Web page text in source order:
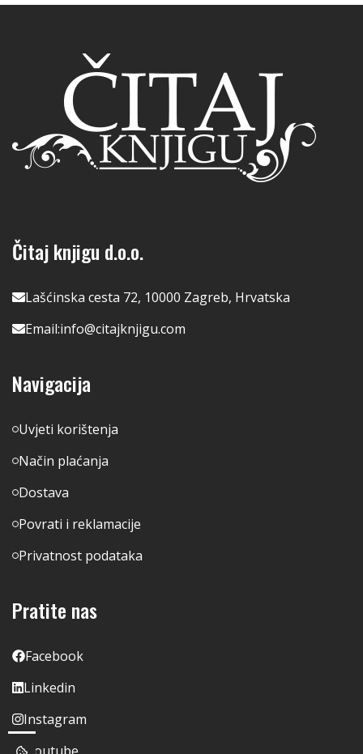
Čitaj knjigu d.o.o.
Lašćinska cesta 72, 10000 Zagreb, Hrvatska
Email:info@citajknjigu.com
Navigacija
Uvjeti korištenja
Način plaćanja
Dostava
Povrati i reklamacije
Privatnost podataka
Pratite nas
Facebook
Linkedin
Instagram